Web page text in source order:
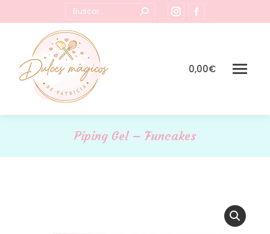
Buscar:
Instagram
page
new
page
in
0,00€
Piping Gel – Funcakes